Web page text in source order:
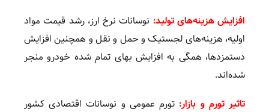
افزایش هزینه‌های تولید: نوسانات نرخ ارز، رشد قیمت مواد
اولیه، هزینه‌های لجستیک و حمل و نقل و همچنین افزایش
دستمزدها، همگی به افزایش بهای تمام شده خودرو منجر
شده‌اند.
تاثیر تورم و بازار: تورم عمومی و نوسانات اقتصادی کشور